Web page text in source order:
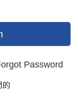
Password
的